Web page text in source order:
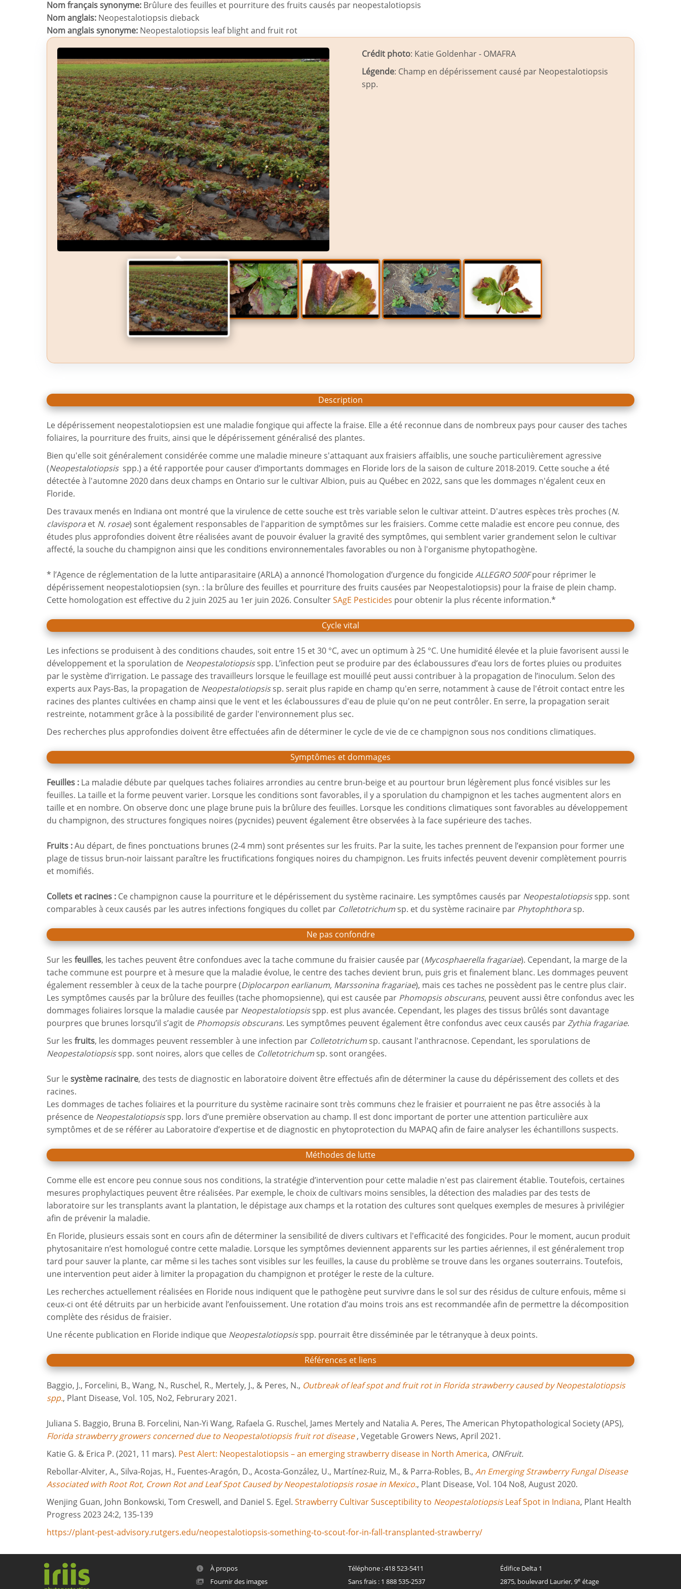
Nom français synonyme: Brûlure des feuilles et pourriture des fruits causés par neopestalotiopsis
Nom anglais: Neopestalotiopsis dieback
Nom anglais synonyme: Neopestalotiopsis leaf blight and fruit rot
Crédit photo: Katie Goldenhar - OMAFRA
Légende: Champ en dépérissement causé par Neopestalotiopsis
spp.
Description
Le dépérissement neopestalotiopsien est une maladie fongique qui affecte la fraise. Elle a été reconnue dans de nombreux pays pour causer des taches
foliaires, la pourriture des fruits, ainsi que le dépérissement généralisé des plantes.
Bien qu'elle soit généralement considérée comme une maladie mineure s'attaquant aux fraisiers affaiblis, une souche particulièrement agressive
(Neopestalotiopsis spp.) a été rapportée pour causer d’importants dommages en Floride lors de la saison de culture 2018-2019. Cette souche a été
détectée à l'automne 2020 dans deux champs en Ontario sur le cultivar Albion, puis au Québec en 2022, sans que les dommages n'égalent ceux en
Floride.
Des travaux menés en Indiana ont montré que la virulence de cette souche est très variable selon le cultivar atteint. D'autres espèces très proches (N.
clavisporaet N. rosae) sont également responsables de l'apparition de symptômes sur les fraisiers. Comme cette maladie est encore peu connue, des
études plus approfondies doivent être réalisées avant de pouvoir évaluer la gravité des symptômes, qui semblent varier grandement selon le cultivar
affecté, la souche du champignon ainsi que les conditions environnementales favorables ou non à l'organisme phytopathogène.
* l’Agence de réglementation de la lutte antiparasitaire (ARLA) a annoncé l’homologation d’urgence du fongicideALLEGRO 500Fpour réprimer le
dépérissement neopestalotiopsien (syn. : la brûlure des feuilles et pourriture des fruits causées par Neopestalotiopsis) pour la fraise de plein champ.
Cette homologation est effective du 2 juin 2025 au 1er juin 2026. ConsulterSAgE Pesticides pour obtenir la plus récente information.*
Cycle vital
Les infections se produisent à des conditions chaudes, soit entre 15 et 30 °C, avec un optimum à 25 °C. Une humidité élevée et la pluie favorisent aussi le
développement et la sporulation de Neopestalotiopsisspp. L’infection peut se produire par des éclaboussures d’eau lors de fortes pluies ou produites
par le système d’irrigation. Le passage des travailleurs lorsque le feuillage est mouillé peut aussi contribuer à la propagation de l’inoculum. Selon des
experts aux Pays-Bas, la propagation de Neopestalotiopsissp. serait plus rapide en champ qu'en serre, notamment à cause de l'étroit contact entre les
racines des plantes cultivées en champ ainsi que le vent et les éclaboussures d'eau de pluie qu'on ne peut contrôler. En serre, la propagation serait
restreinte, notamment grâce à la possibilité de garder l'environnement plus sec.
Des recherches plus approfondies doivent être effectuées afin de déterminer le cycle de vie de ce champignon sous nos conditions climatiques.
Symptômes et dommages
Feuilles : La maladie débute par quelques taches foliaires arrondies au centre brun-beige et au pourtour brun légèrement plus foncé visibles sur les
feuilles. La taille et la forme peuvent varier. Lorsque les conditions sont favorables, il y a sporulation du champignon et les taches augmentent alors en
taille et en nombre. On observe donc une plage brune puis la brûlure des feuilles. Lorsque les conditions climatiques sont favorables au développement
du champignon, des structures fongiques noires (pycnides) peuvent également être observées à la face supérieure des taches.
Fruits :Au départ, de fines ponctuations brunes (2-4 mm) sont présentes sur les fruits. Par la suite, les taches prennent de l’expansion pour former une
plage de tissus brun-noir laissant paraître les fructifications fongiques noires du champignon. Les fruits infectés peuvent devenir complètement pourris
et momifiés.
Collets et racines : Ce champignon cause la pourriture et le dépérissement du système racinaire. Les symptômes causés par Neopestalotiopsisspp. sont
comparables à ceux causés par les autres infections fongiques du collet par Colletotrichum sp. et du système racinaire par Phytophthorasp.
Ne pas confondre
Sur les feuilles, les taches peuvent être confondues avec la tache commune du fraisier causée par (Mycosphaerella fragariae). Cependant, la marge de la
tache commune est pourpre et à mesure que la maladie évolue, le centre des taches devient brun, puis gris et finalement blanc. Les dommages peuvent
également ressembler à ceux de la tache pourpre (Diplocarpon earlianum, Marssonina fragariae), mais ces taches ne possèdent pas le centre plus clair.
Les symptômes causés par la brûlure des feuilles (tache phomopsienne), qui est causée par Phomopsis obscurans, peuvent aussi être confondus avec les
dommages foliaires lorsque la maladie causée par Neopestalotiopsisspp. est plus avancée. Cependant, les plages des tissus brûlés sont davantage
pourpres que brunes lorsqu’il s’agit de Phomopsis obscurans. Les symptômes peuvent également être confondus avec ceux causés parZythia fragariae.
Sur les fruits, les dommages peuvent ressembler à une infection par Colletotrichum sp. causant l'anthracnose. Cependant, les sporulations de
Neopestalotiopsisspp. sont noires, alors que celles de Colletotrichum sp. sont orangées.
Sur lesystème racinaire, des tests de diagnostic en laboratoire doivent être effectués afin de déterminer la cause du dépérissement des collets et des
racines.
Les dommages de taches foliaires et la pourriture du système racinaire sont très communs chez le fraisier et pourraient ne pas être associés à la
présence de Neopestalotiopsisspp. lors d’une première observation au champ. Il est donc important de porter une attention particulière aux
symptômes et de se référer au Laboratoire d’expertise et de diagnostic en phytoprotection du MAPAQ afin de faire analyser les échantillons suspects.
Méthodes de lutte
Comme elle est encore peu connue sous nos conditions, la stratégie d’intervention pour cette maladie n'est pas clairement établie. Toutefois, certaines
mesures prophylactiques peuvent être réalisées. Par exemple, le choix de cultivars moins sensibles, la détection des maladies par des tests de
laboratoire sur les transplants avant la plantation, le dépistage aux champs et la rotation des cultures sont quelques exemples de mesures à privilégier
afin de prévenir la maladie.
En Floride, plusieurs essais sont en cours afin de déterminer la sensibilité de divers cultivars et l'efficacité des fongicides. Pour le moment, aucun produit
phytosanitaire n’est homologué contre cette maladie. Lorsque les symptômes deviennent apparents sur les parties aériennes, il est généralement trop
tard pour sauver la plante, car même si les taches sont visibles sur les feuilles, la cause du problème se trouve dans les organes souterrains. Toutefois,
une intervention peut aider à limiter la propagation du champignon et protéger le reste de la culture.
Les recherches actuellement réalisées en Floride nous indiquent que le pathogène peut survivre dans le sol sur des résidus de culture enfouis, même si
ceux-ci ont été détruits par un herbicide avant l’enfouissement. Une rotation d’au moins trois ans est recommandée afin de permettre la décomposition
complète des résidus de fraisier.
Une récente publication en Floride indique que Neopestalotiopsisspp. pourrait être disséminée par le tétranyque à deux points.
Références et liens
Baggio, J., Forcelini, B., Wang, N., Ruschel, R., Mertely, J., & Peres, N., Outbreak of leaf spot and fruit rot in Florida strawberry caused by Neopestalotiopsis
spp., Plant Disease, Vol. 105, No2, Februrary 2021.
Juliana S. Baggio, Bruna B. Forcelini, Nan-Yi Wang, Rafaela G. Ruschel, James Mertely and Natalia A. Peres, The American Phytopathological Society (APS),
Florida strawberry growers concerned due to Neopestalotiopsis fruit rot disease, Vegetable Growers News, April 2021.
Katie G. & Erica P. (2021, 11 mars). Pest Alert: Neopestalotiopsis – an emerging strawberry disease in North America, ONFruit.
Rebollar-Alviter, A., Silva-Rojas, H., Fuentes-Aragón, D., Acosta-González, U., Martínez-Ruiz, M., & Parra-Robles, B., An Emerging Strawberry Fungal Disease
Associated with Root Rot, Crown Rot and Leaf Spot Caused by Neopestalotiopsis rosae in Mexico., Plant Disease, Vol. 104 No8, August 2020.
Wenjing Guan, John Bonkowski, Tom Creswell, and Daniel S. Egel. Strawberry Cultivar Susceptibility to NeopestalotiopsisLeaf Spot in Indiana, Plant Health
Progress 2023 24:2, 135-139
https://plant-pest-advisory.rutgers.edu/neopestalotiopsis-something-to-scout-for-in-fall-transplanted-strawberry/
À propos
Fournir des images
Téléphone :418 523-5411
Sans frais : 1 888 535-2537
Édifice Delta 1
2875, boulevard Laurier, 9e étage